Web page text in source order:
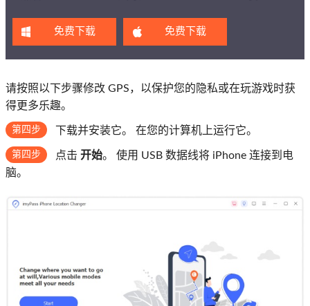
免费下载 免费下载
请按照以下步骤修改 GPS，以保护您的隐私或在玩游戏时获
得更多乐趣。
第四步 下载并安装它。 在您的计算机上运行它。
第四步 点击 开始。 使用 USB 数据线将 iPhone 连接到电
脑。